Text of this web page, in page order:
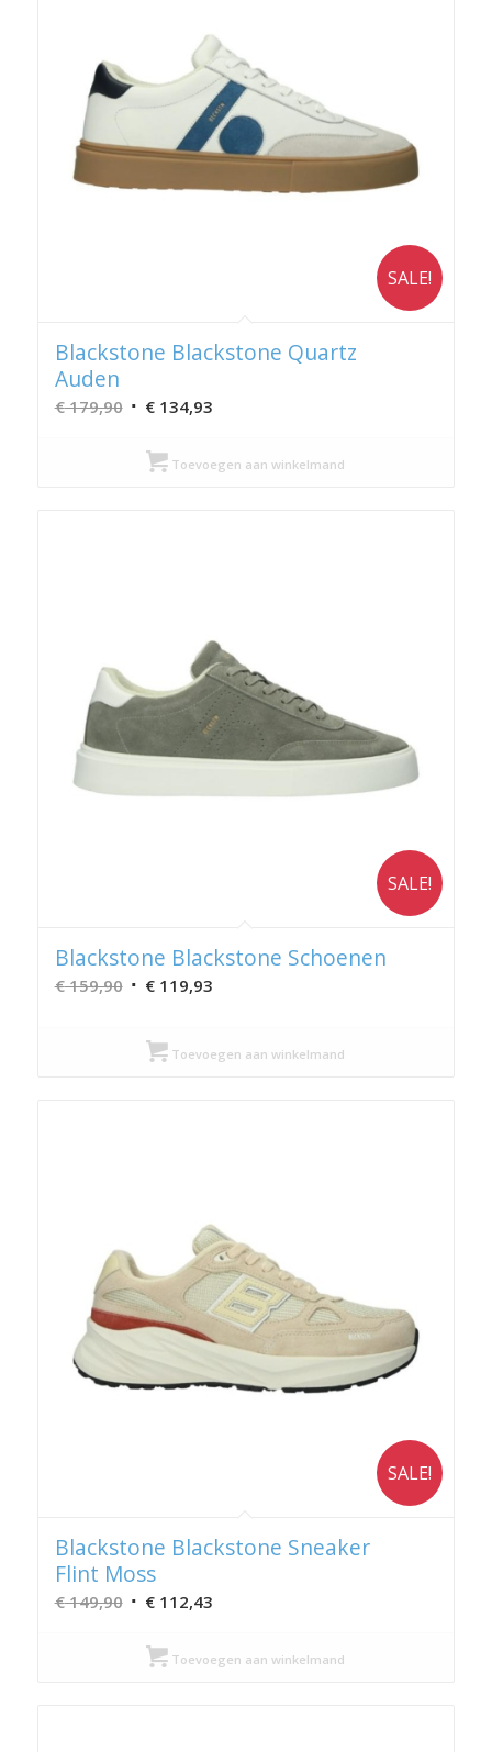
SALE!
Blackstone Blackstone Quartz
Auden
€179,90 Oorspronkelijke
was:
€134,93Huidige
Toevoegen aan winkelmand
SALE!
Blackstone Blackstone Schoenen
€159,90 Oorspronkelijke
was:
€ 159,90.
€119,93Huidige
€ 119,93.
Toevoegen aan winkelmand
SALE!
Blackstone Blackstone Sneaker
Flint Moss
€149,90 Oorspronkelijke
was:
€112,43Huidige
Toevoegen aan winkelmand